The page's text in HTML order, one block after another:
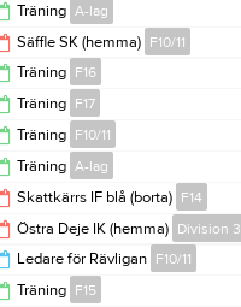
Träning A-lag
Säffle SK (hemma) F10/11
Träning F16
Träning F17
Träning F10/11
Träning A-lag
Skattkärrs IF blå (borta) F14
Östra Deje IK (hemma) Division 3
Ledare för Rävligan F10/11
Träning F15